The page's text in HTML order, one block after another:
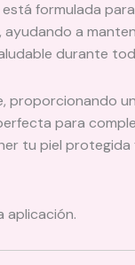
está formulada
a
durante
proporcionando
para
tu piel protegida
aplicación.